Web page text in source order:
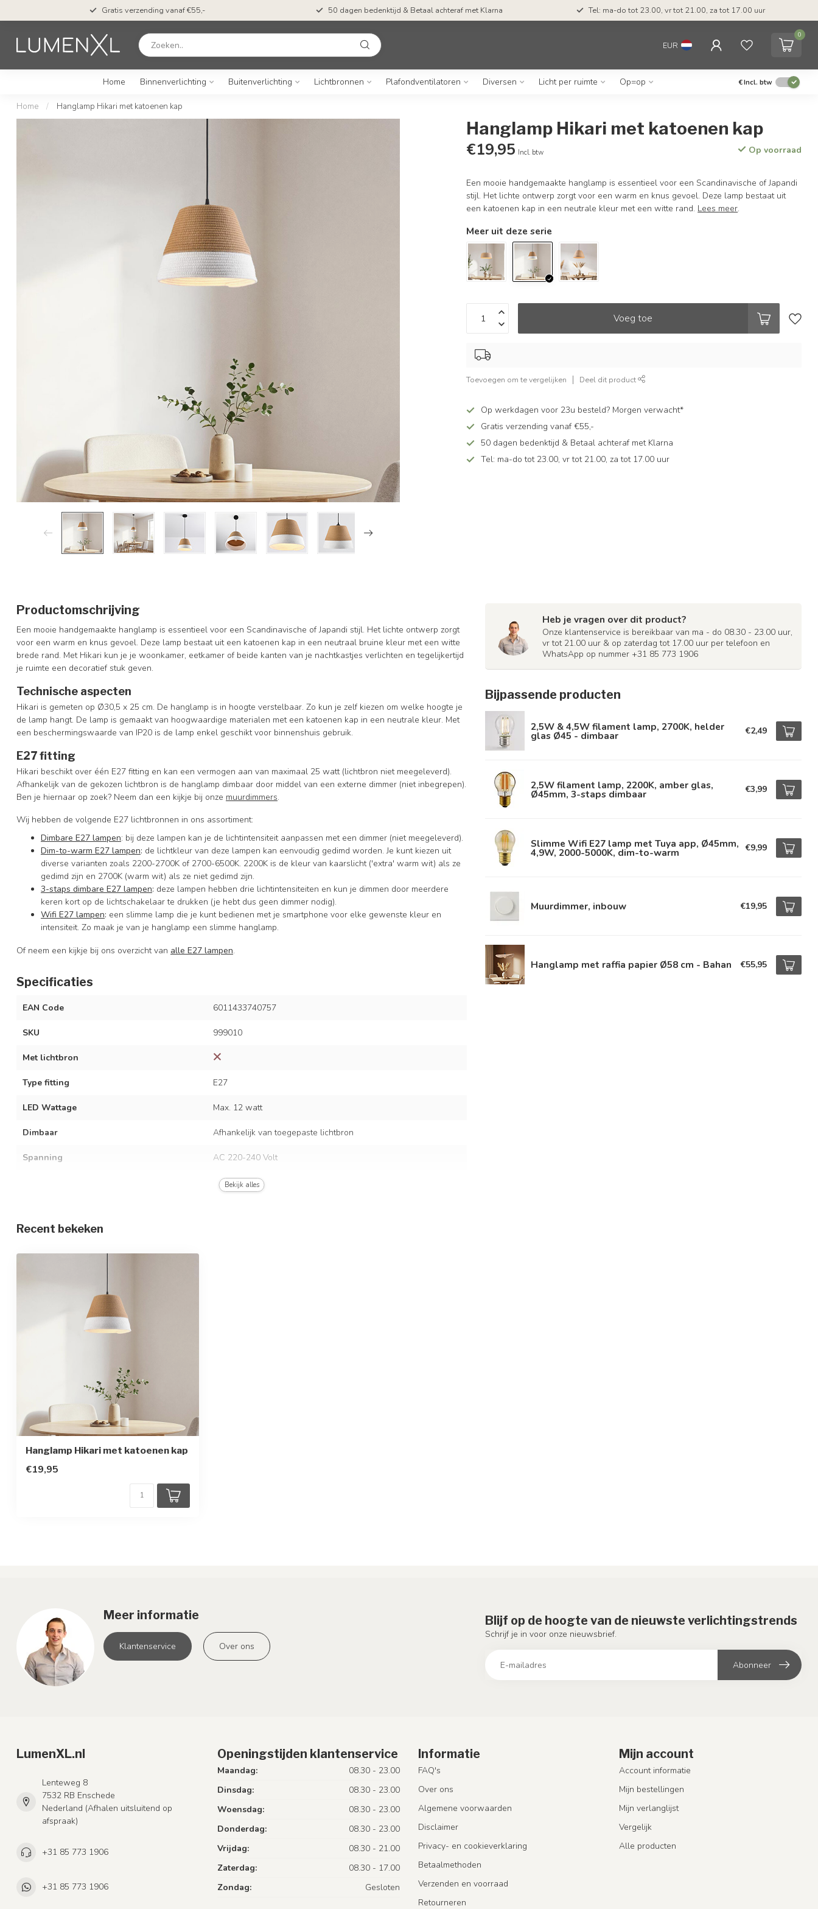
Gratis verzending vanaf €55,- 50 dagen bedenktijd & Betaal achteraf met Klarna Tel: ma-do tot 23.00, vr tot 21.00, za tot 17.00 uur
EUR
0
Home Binnenverlichting Buitenverlichting Lichtbronnen Plafondventilatoren Diversen Licht per ruimte Op=op €Incl. btw
Home / Hanglamp Hikari met katoenen kap
Hanglamp Hikari met katoenen kap
€19,95 Incl. btw Op voorraad
Een mooie handgemaakte hanglamp is essentieel voor een Scandinavische of Japandi
stijl. Het lichte ontwerp zorgt voor een warm en knus gevoel. Deze lamp bestaat uit
een katoenen kap in een neutrale kleur met een witte rand. Lees meer.
Meer uit deze serie
Voeg toe
Toevoegen om te vergelijken Deel dit product
Op werkdagen voor 23u besteld? Morgen verwacht*
Gratis verzending vanaf €55,-
50 dagen bedenktijd & Betaal achteraf met Klarna
Tel: ma-do tot 23.00, vr tot 21.00, za tot 17.00 uur
Productomschrijving
Een mooie handgemaakte hanglamp is essentieel voor een Scandinavische of Japandi stijl. Het lichte ontwerp zorgt
voor een warm en knus gevoel. Deze lamp bestaat uit een katoenen kap in een neutraal bruine kleur met een witte
brede rand. Met Hikari kun je je woonkamer, eetkamer of beide kanten van je nachtkastjes verlichten en tegelijkertijd
je ruimte een decoratief stuk geven.
Technische aspecten
Hikari is gemeten op Ø30,5 x 25 cm. De hanglamp is in hoogte verstelbaar. Zo kun je zelf kiezen om welke hoogte je
de lamp hangt. De lamp is gemaakt van hoogwaardige materialen met een katoenen kap in een neutrale kleur. Met
een beschermingswaarde van IP20 is de lamp enkel geschikt voor binnenshuis gebruik.
E27 fitting
Hikari beschikt over één E27 fitting en kan een vermogen aan van maximaal 25 watt (lichtbron niet meegeleverd).
Afhankelijk van de gekozen lichtbron is de hanglamp dimbaar door middel van een externe dimmer (niet inbegrepen).
Ben je hiernaar op zoek? Neem dan een kijkje bij onze muurdimmers.
Wij hebben de volgende E27 lichtbronnen in ons assortiment:
Dimbare E27 lampen: bij deze lampen kan je de lichtintensiteit aanpassen met een dimmer (niet meegeleverd).
Dim-to-warm E27 lampen: de lichtkleur van deze lampen kan eenvoudig gedimd worden. Je kunt kiezen uit
diverse varianten zoals 2200-2700K of 2700-6500K. 2200K is de kleur van kaarslicht ('extra' warm wit) als ze
gedimd zijn en 2700K (warm wit) als ze niet gedimd zijn.
3-staps dimbare E27 lampen: deze lampen hebben drie lichtintensiteiten en kun je dimmen door meerdere
keren kort op de lichtschakelaar te drukken (je hebt dus geen dimmer nodig).
Wifi E27 lampen: een slimme lamp die je kunt bedienen met je smartphone voor elke gewenste kleur en
intensiteit. Zo maak je van je hanglamp een slimme hanglamp.
Of neem een kijkje bij ons overzicht van alle E27 lampen.
Specificaties
EAN Code 6011433740757
SKU 999010
Met lichtbron
Type fitting E27
LED Wattage Max. 12 watt
Dimbaar Afhankelijk van toegepaste lichtbron
Spanning AC 220-240 Volt
50/60 Hz
Materiaal
Afmetingen
Beschermingsgraad
Beschermingsklasse
Bekijk alles
Heb je vragen over dit product?
Onze klantenservice is bereikbaar van ma - do 08.30 - 23.00 uur,
vr tot 21.00 uur & op zaterdag tot 17.00 uur per telefoon en
WhatsApp op nummer +31 85 773 1906
Bijpassende producten
2,5W & 4,5W filament lamp, 2700K, helder
glas Ø45 - dimbaar €2,49
2,5W filament lamp, 2200K, amber glas,
Ø45mm, 3-staps dimbaar €3,99
Slimme Wifi E27 lamp met Tuya app, Ø45mm,
4,9W, 2000-5000K, dim-to-warm €9,99
Muurdimmer, inbouw €19,95
Hanglamp met raffia papier Ø58 cm - Bahan €55,95
Recent bekeken
Hanglamp Hikari met katoenen kap
€19,95
Meer informatie
Klantenservice Over ons
Blijf op de hoogte van de nieuwste verlichtingstrends
Schrijf je in voor onze nieuwsbrief.
Abonneer
LumenXL.nl
Lenteweg 8
7532 RB Enschede
Nederland (Afhalen uitsluitend op
afspraak)
+31 85 773 1906
+31 85 773 1906
Openingstijden klantenservice
Maandag:
08.30 - 23.00
Dinsdag:
08.30 - 23.00
Woensdag:
08.30 - 23.00
Donderdag:
08.30 - 23.00
Vrijdag:
08.30 - 21.00
Zaterdag:
08.30 - 17.00
Zondag:
Gesloten
Informatie
FAQ's
Over ons
Algemene voorwaarden
Disclaimer
Privacy- en cookieverklaring
Betaalmethoden
Verzenden en voorraad
Retourneren
Mijn account
Account informatie
Mijn bestellingen
Mijn verlanglijst
Vergelijk
Alle producten